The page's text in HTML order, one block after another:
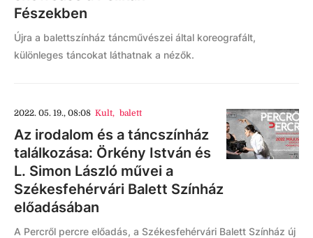
Fészekben
Újra a balettszínház táncművészei által koreografált,
különleges táncokat láthatnak a nézők.
2022. 05. 19., 08:08 Kult, balett
Az irodalom és a táncszínház
találkozása: Örkény István és
L. Simon László művei a
Székesfehérvári Balett Színház
előadásában
A Percről percre előadás, a Székesfehérvári Balett Színház új